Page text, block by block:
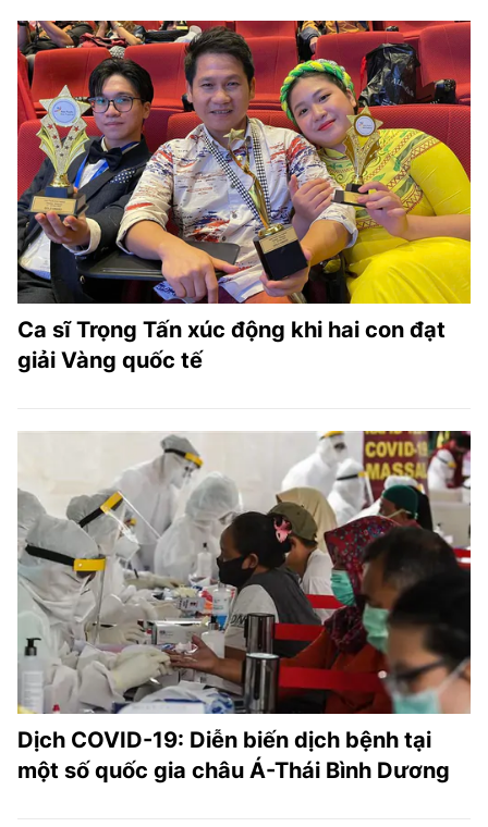
Ca sĩ Trọng Tấn xúc động khi hai con đạt
giải Vàng quốc tế
Dịch COVID-19: Diễn biến dịch bệnh tại
một số quốc gia châu Á-Thái Bình Dương